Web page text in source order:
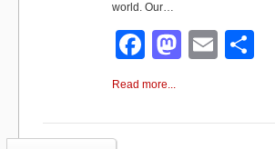
world. Our…
F
a
e
M
o
E
e
Read more...